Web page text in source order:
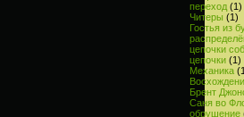
переход (1)
Читеры (1)
Гостья из
цепочки
цепочки (1)
Механика
Брент
Саня во
обрушение